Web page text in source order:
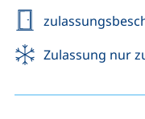
Zulassung nur